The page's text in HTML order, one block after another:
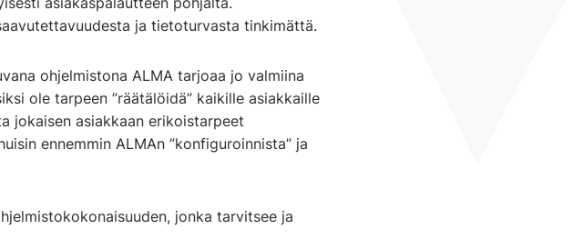
ja tietoturvasta tinkimättä.
ohjelmistona ALMA tarjoaa jo valmiina
ole tarpeen ”räätälöidä” kaikille asiakkaille
jokaisen asiakkaan erikoistarpeet
ennemmin ALMAn ”konfiguroinnista” ja
jonka tarvitsee ja